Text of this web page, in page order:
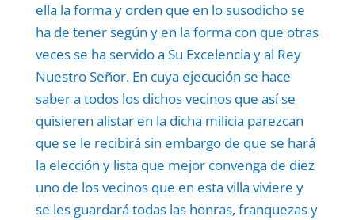
ella la forma y orden que en lo susodicho se
ha de tener según y en la forma con que otras
veces se ha servido a Su Excelencia y al Rey
Nuestro Señor. En cuya ejecución se hace
saber a todos los dichos vecinos que así se
quisieren alistar en la dicha milicia parezcan
que se le recibirá sin embargo de que se hará
la elección y lista que mejor convenga de diez
uno de los vecinos que en esta villa viviere y
se les guardará todas las honras, franquezas y